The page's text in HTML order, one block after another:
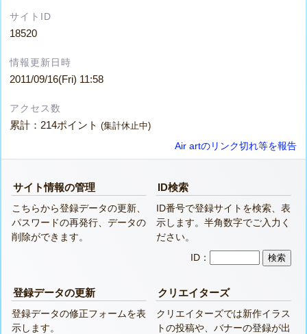
サイトID
18520
情報更新日時
2011/09/16(Fri) 11:58
アクセス数
累計：214ポイント(集計休止中)
Air artのリンク切れ等を報告
サイト情報の管理
こちらから登録データの更新、
パスワードの再発行、データの
削除ができます。
ID検索
ID番号で登録サイトを検索、表
示します。半角数字でご入力く
ださい。
ID：
登録データの更新
登録データの修正フォームを表
示します。
クリエイターズ
クリエイターズでは新作イラス
トの投稿や、バナーの登録が出